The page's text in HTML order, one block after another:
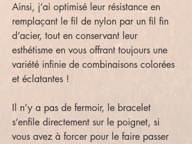
Ainsi, j’ai optimisé leur résistance en
remplaçant le fil de nylon par un fil fin
d’acier, tout en conservant leur
esthétisme en vous offrant toujours une
variété infinie de combinaisons colorées
et éclatantes !
Il n’y a pas de fermoir, le bracelet
s’enfile directement sur le poignet, si
vous avez à forcer pour le faire passer